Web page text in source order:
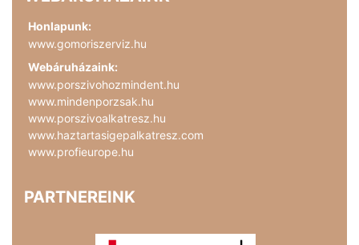
Honlapunk:
www.gomoriszerviz.hu
Webáruházaink:
www.porszivohozmindent.hu
www.mindenporzsak.hu
www.porszivoalkatresz.hu
www.haztartasigepalkatresz.com
www.profieurope.hu
PARTNEREINK